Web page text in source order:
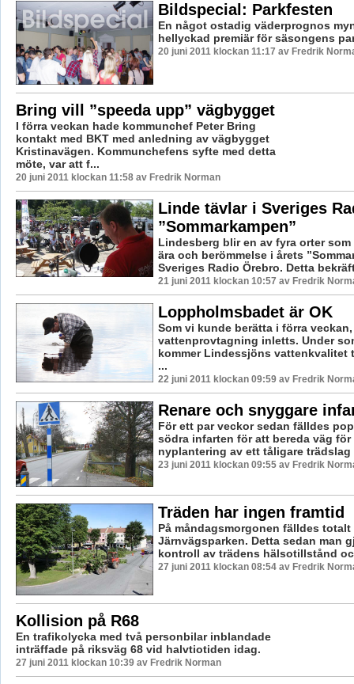
Bildspecial: Parkfesten
En något ostadig väderprognos
hellyckad premiär för säsongens
20 juni 2011 klockan 11:17 av Fredrik
Bring vill ”speeda upp” vägbygget
I förra veckan hade kommunchef Peter Bring
kontakt med BKT med anledning av vägbygget
Kristinavägen. Kommunchefens syfte med detta
möte, var att f...
20 juni 2011 klockan 11:58 av Fredrik Norman
Linde tävlar i Sveriges
”Sommarkampen”
Lindesberg blir en av fyra orter
ära och berömmelse i årets
Sveriges Radio Örebro. Detta
21 juni 2011 klockan 10:57 av Fredrik
Loppholmsbadet är OK
Som vi kunde berätta i förra
vattenprovtagning inletts. Under
kommer Lindessjöns vattenkvalitet
...
22 juni 2011 klockan 09:59 av Fredrik
Renare och snyggare
För ett par veckor sedan fälldes
södra infarten för att bereda väg för
nyplantering av ett tåligare trädslag
23 juni 2011 klockan 09:55 av Fredrik
Träden har ingen framtid
På måndagsmorgonen fälldes
Järnvägsparken. Detta sedan man
kontroll av trädens hälsotillstånd
27 juni 2011 klockan 08:54 av Fredrik
Kollision på R68
En trafikolycka med två personbilar inblandade
inträffade på riksväg 68 vid halvtiotiden idag.
27 juni 2011 klockan 10:39 av Fredrik Norman